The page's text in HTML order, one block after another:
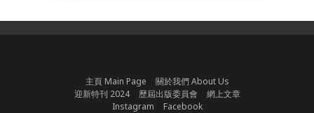
主頁 Main Page
關於我們 About Us
迎新特刊 2024
歷屆出版委員會
網上文章
Instagram
Facebook